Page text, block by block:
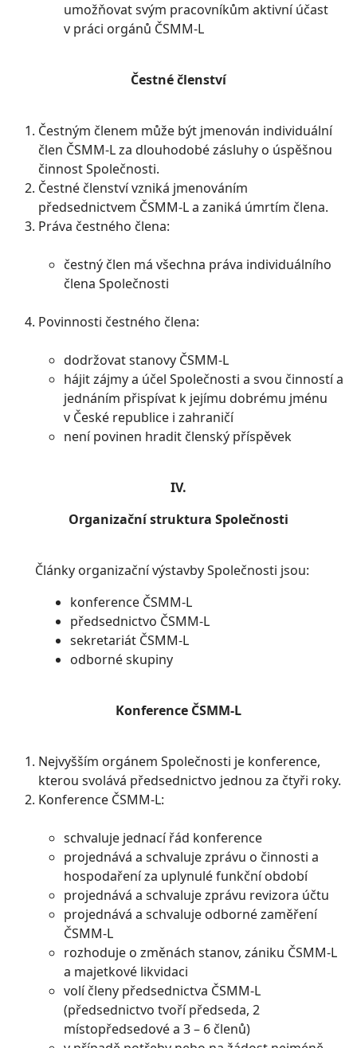
umožňovat svým pracovníkům aktivní účast
v práci orgánů ČSMM-L
Čestné členství
Čestným členem může být jmenován individuální
člen ČSMM-L za dlouhodobé zásluhy o úspěšnou
činnost Společnosti.
Čestné členství vzniká jmenováním
předsednictvem ČSMM-L a zaniká úmrtím člena.
Práva čestného člena:
čestný člen má všechna práva individuálního
člena Společnosti
Povinnosti čestného člena:
dodržovat stanovy ČSMM-L
hájit zájmy a účel Společnosti a svou činností a
jednáním přispívat k jejímu dobrému jménu
v České republice i zahraničí
není povinen hradit členský příspěvek
IV.
Organizační struktura Společnosti
Články organizační výstavby Společnosti jsou:
konference ČSMM-L
předsednictvo ČSMM-L
sekretariát ČSMM-L
odborné skupiny
Konference ČSMM-L
Nejvyšším orgánem Společnosti je konference,
kterou svolává předsednictvo jednou za čtyři roky.
Konference ČSMM-L:
schvaluje jednací řád konference
projednává a schvaluje zprávu o činnosti a
hospodaření za uplynulé funkční období
projednává a schvaluje zprávu revizora účtu
projednává a schvaluje odborné zaměření
ČSMM-L
rozhoduje o změnách stanov, zániku ČSMM-L
a majetkové likvidaci
volí členy předsednictva ČSMM-L
(předsednictvo tvoří předseda, 2
místopředsedové a 3 – 6 členů)